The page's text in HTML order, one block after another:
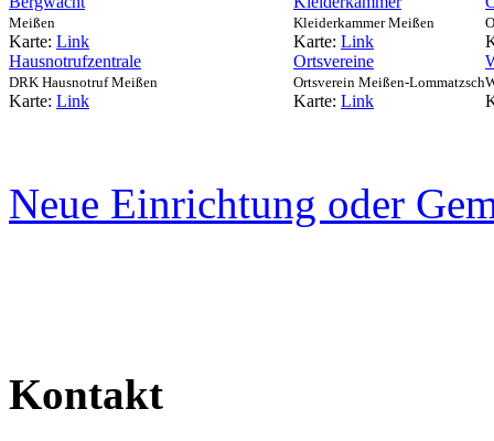
Meißen
Karte: Link
Kleiderkammer Meißen
Karte: Link
Hausnotrufzentrale
DRK Hausnotruf Meißen
Karte: Link
Ortsvereine
Ortsverein Meißen-Lommatzsch
Karte: Link
Neue Einrichtung oder
Kontakt